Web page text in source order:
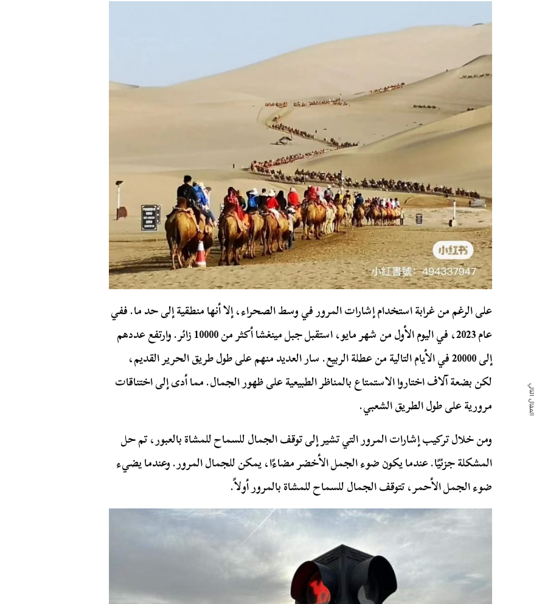
على الرغم من غرابة استخدام إشارات المرور في وسط الصحراء، إلا أنها منطقية إلى حد ما. ففي
عام 2023، في اليوم الأول من شهر مايو، استقبل جبل مينغشا أكثر من 10000 زائر. وارتفع عددهم
إلى 20000 في الأيام التالية من عطلة الربيع. سار العديد منهم على طول طريق الحرير القديم،
لكن بضعة آلاف اختاروا الاستمتاع بالمناظر الطبيعية على ظهور الجمال. مما أدى إلى اختناقات
مرورية على طول الطريق الشعبي.
ومن خلال تركيب إشارات المرور التي تشير إلى توقف الجمال للسماح للمشاة بالعبور، تم حل
المشكلة جزئيًا. عندما يكون ضوء الجمل الأخضر مضاءًا، يمكن للجمال المرور. وعندما يضيء
ضوء الجمل الأحمر، تتوقف الجمال للسماح للمشاة بالمرور أولاً.
المقال التالي